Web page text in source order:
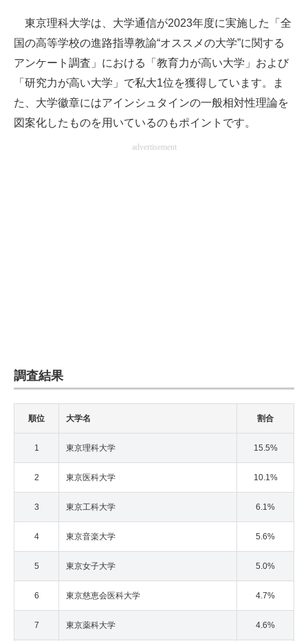
東京理科大学は、大学通信が2023年度に実施した「全
国の高等学校の進路指導教諭“オススメの大学”に関する
アンケート調査」における「教育力が高い大学」および
「研究力が高い大学」で私大1位を獲得しています。ま
た、大学徽章にはアインシュタインの一般相対性理論を
図案化したものを用いているのもポイントです。
advertisement
調査結果
順位 大学名 割合
1 東京理科大学 15.5%
2 東京医科大学 10.1%
3 東京工科大学 6.1%
4 東京音楽大学 5.6%
5 東京女子大学 5.0%
6 東京慈恵会医科大学 4.7%
7 東京薬科大学 4.6%